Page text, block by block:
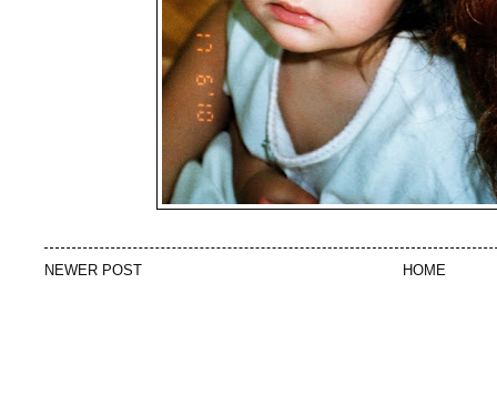
NEWER POST HOME